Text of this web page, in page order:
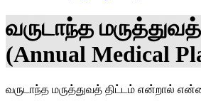
வருடாந்த
(Annual Medical
வருடாந்த மருத்துவத் திட்டம் என்றால்